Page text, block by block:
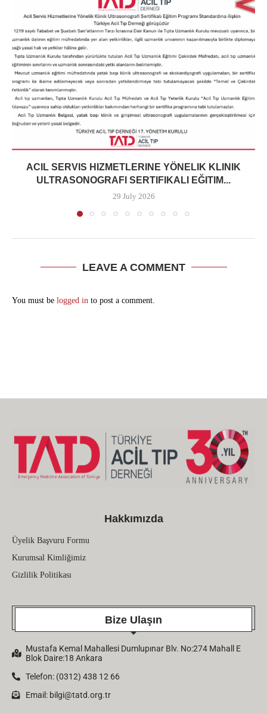
ACIL SERVIS HIZMETLERINE YÖNELIK KLINIK
ULTRASONOGRAFI SERTIFIKALI EĞITIM...
29 July 2026
LEAVE A COMMENT
You must be logged in to post a comment.
Hakkımızda
Üyelik Başvuru Formu
Kurumsal Kimliğimiz
Gizlilik Politikası
Bize Ulaşın
Mustafa Kemal Mahallesi Dumlupınar Blv. No:274 Mahall E
Blok Daire:18 Ankara
Telefon: (0312) 438 12 66
Email: bilgi@tatd.org.tr